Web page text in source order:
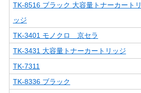
TK-8516 ブラック 大容量トナーカートリ
ッジ
TK-3401 モノクロ 京セラ
TK-3431 大容量トナーカートリッジ
TK-7311
TK-8336 ブラック